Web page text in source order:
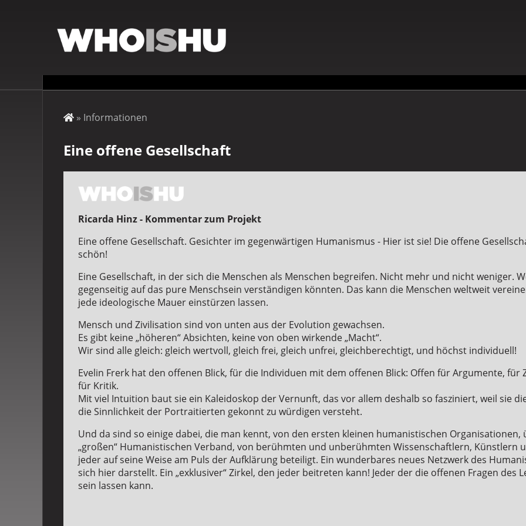
Startseite
Informationen
Eine offene Gesellschaft
Ricarda Hinz - Kommentar zum Projekt
Eine offene Gesellschaft. Gesichter im gegenwärtigen Humanismus - Hier ist sie! Die offene
schön!
Eine Gesellschaft, in der sich die Menschen als Menschen begreifen. Nicht mehr und nicht weniger.
gegenseitig auf das pure Menschsein verständigen könnten. Das kann die Menschen weltweit
jede ideologische Mauer einstürzen lassen.
Mensch und Zivilisation sind von unten aus der Evolution gewachsen.
Es gibt keine „höheren“ Absichten, keine von oben wirkende „Macht“.
Wir sind alle gleich: gleich wertvoll, gleich frei, gleich unfrei, gleichberechtigt, und höchst individuell!
Evelin Frerk hat den offenen Blick, für die Individuen mit dem offenen Blick: Offen für Argumente, für
für Kritik.
Mit viel Intuition baut sie ein Kaleidoskop der Vernunft, das vor allem deshalb so fasziniert, weil sie
die Sinnlichkeit der Portraitierten gekonnt zu würdigen versteht.
Und da sind so einige dabei, die man kennt, von den ersten kleinen humanistischen Organisationen,
„großen“ Humanistischen Verband, von berühmten und unberühmten Wissenschaftlern, Künstlern
jeder auf seine Weise am Puls der Aufklärung beteiligt. Ein wunderbares neues Netzwerk des
sich hier darstellt. Ein „exklusiver“ Zirkel, den jeder beitreten kann! Jeder der die offenen Fragen des
sein lassen kann.